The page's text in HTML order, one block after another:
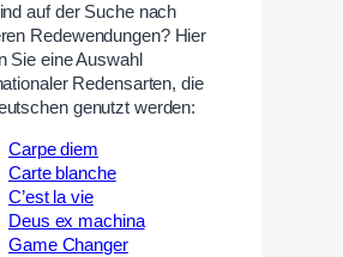
auf der Suche nach
Redewendungen? Hier
Sie eine Auswahl
Redensarten, die
genutzt werden:
Carpe diem
Carte blanche
C’est la vie
Deus ex machina
Game Changer